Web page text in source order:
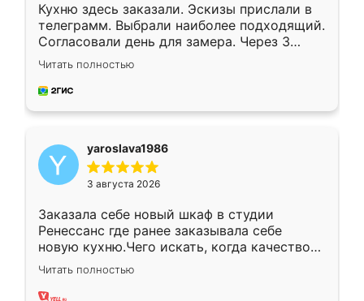
Кухню здесь заказали. Эскизы прислали в
телеграмм. Выбрали наиболее подходящий.
Согласовали день для замера. Через 3
недели кухня была уже готова. Остались
довольны работой. Спасибо Ренессанс
мебель за качественную работу!
Читать полностью
yaroslava1986
3 августа 2026
Заказала себе новый шкаф в студии
Ренессанс где ранее заказывала себе
новую кухню.Чего искать, когда качеством
вполне довольна. Служит кухня уже почти
два года, нареканий нет.
Читать полностью